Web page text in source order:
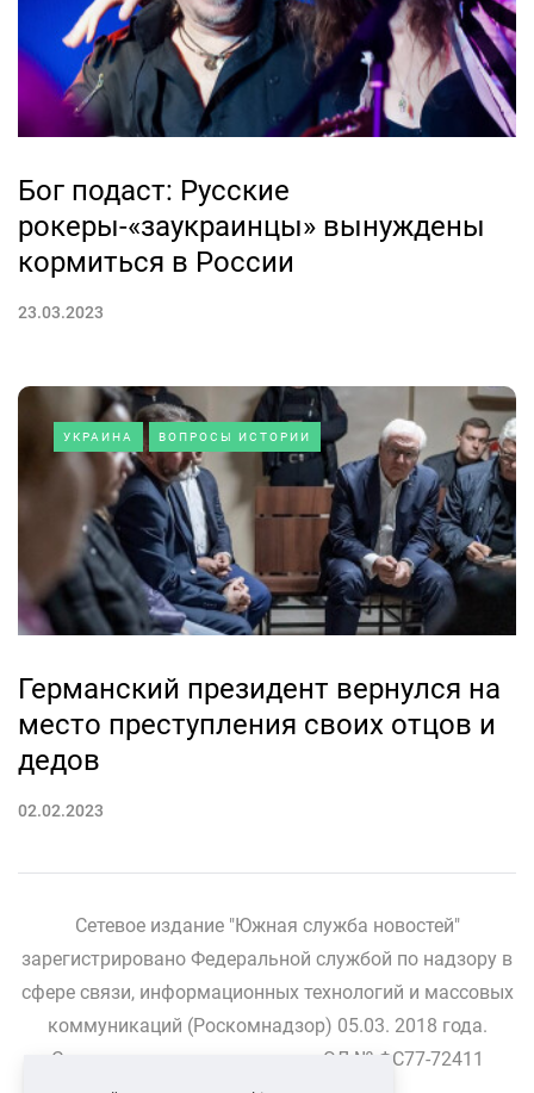
Бог подаст: Русские
рокеры-«заукраинцы» вынуждены
кормиться в России
23.03.2023
УКРАИНА ВОПРОСЫ ИСТОРИИ
Германский президент вернулся на
место преступления своих отцов и
дедов
02.02.2023
Сетевое издание "Южная служба новостей"
зарегистрировано Федеральной службой по надзору в
сфере связи, информационных технологий и массовых
коммуникаций (Роскомнадзор) 05.03. 2018 года.
Свидетельство о регистрации ЭЛ № ФС77-72411